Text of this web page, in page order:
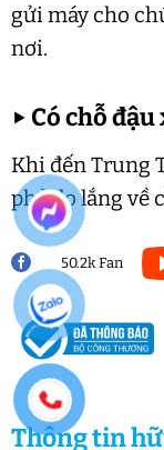
gửi máy cho
nơi.
▶ Có chỗ
Khi đến Trung
phải lo lắng về
50.2k Fan
Thông tin